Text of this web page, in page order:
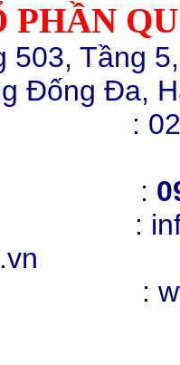
PHẦN
503, Tầng
Đống Đa,
:
: